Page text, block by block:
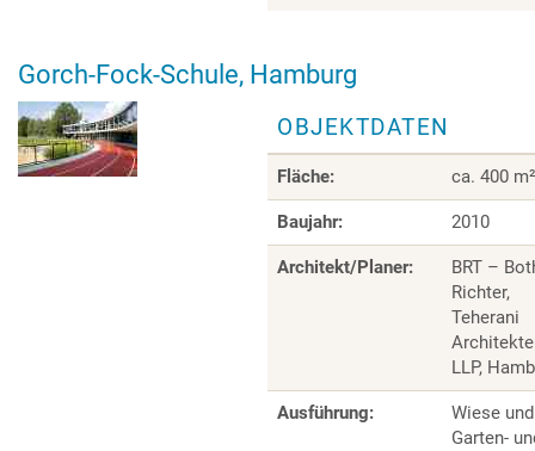
Gorch-Fock-Schule, Hamburg
OBJEKTDATEN
Fläche: ca. 400 m²
Baujahr: 2010
Architekt/Planer:
BRT –
Richter,
Teherani
LLP,
Ausführung:
Wiese
Garten-